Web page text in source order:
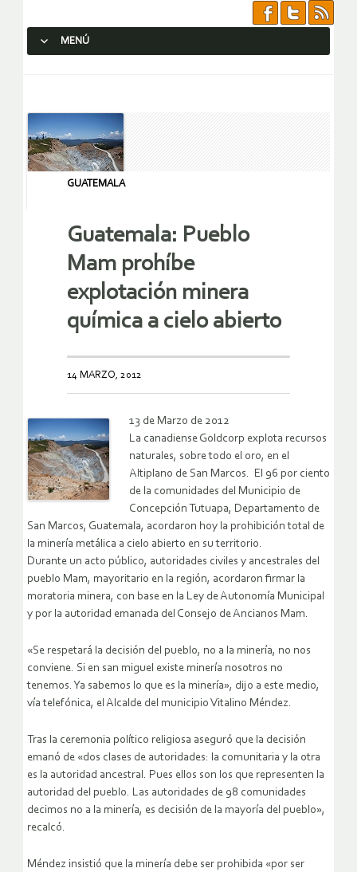
MENÚ
GUATEMALA
Guatemala: Pueblo
Mam prohíbe
explotación minera
química a cielo abierto
14 MARZO, 2012
13 de Marzo de 2012
La canadiense Goldcorp explota recursos
naturales, sobre todo el oro, en el
Altiplano de San Marcos. El 96 por ciento
de la comunidades del Municipio de
Concepción Tutuapa, Departamento de
San Marcos, Guatemala, acordaron hoy la prohibición total de
la minería metálica a cielo abierto en su territorio.
Durante un acto público, autoridades civiles y ancestrales del
pueblo Mam, mayoritario en la región, acordaron firmar la
moratoria minera, con base en la Ley de Autonomía Municipal
y por la autoridad emanada del Consejo de Ancianos Mam.
«Se respetará la decisión del pueblo, no a la minería, no nos
conviene. Si en san miguel existe minería nosotros no
tenemos. Ya sabemos lo que es la minería», dijo a este medio,
vía telefónica, el Alcalde del municipio Vitalino Méndez.
Tras la ceremonia político religiosa aseguró que la decisión
emanó de «dos clases de autoridades: la comunitaria y la otra
es la autoridad ancestral. Pues ellos son los que representen la
autoridad del pueblo. Las autoridades de 98 comunidades
decimos no a la minería, es decisión de la mayoría del pueblo»,
recalcó.
Méndez insistió que la minería debe ser prohibida «por ser